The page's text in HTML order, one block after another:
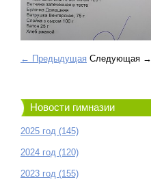
← Предыдущая Следующая →
Новости гимназии
2025 год (145)
2024 год (120)
2023 год (155)